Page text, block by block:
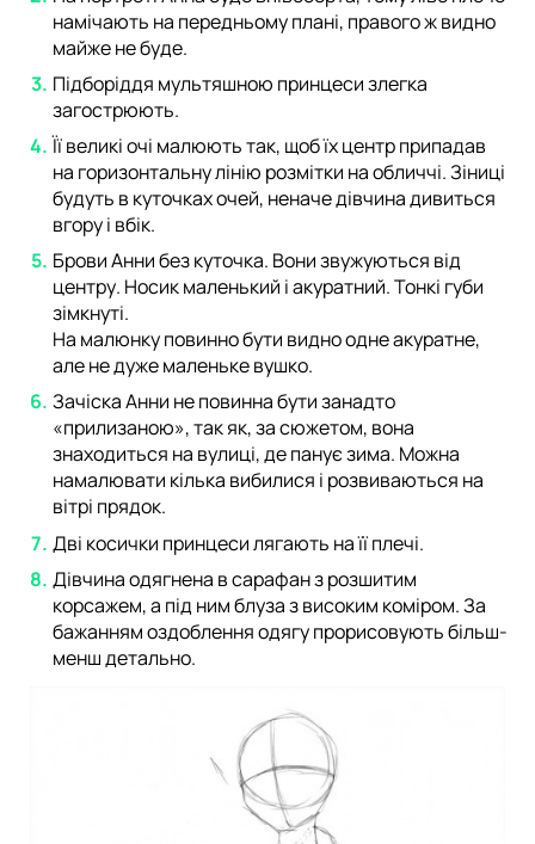
намічають на передньому плані, правого ж видно
майже не буде.
Підборіддя мультяшною принцеси злегка
загострюють.
Її великі очі малюють так, щоб їх центр припадав
на горизонтальну лінію розмітки на обличчі. Зіниці
будуть в куточках очей, неначе дівчина дивиться
вгору і вбік.
Брови Анни без куточка. Вони звужуються від
центру. Носик маленький і акуратний. Тонкі губи
зімкнуті.
На малюнку повинно бути видно одне акуратне,
але не дуже маленьке вушко.
Зачіска Анни не повинна бути занадто
«прилизаною», так як, за сюжетом, вона
знаходиться на вулиці, де панує зима. Можна
намалювати кілька вибилися і розвиваються на
вітрі прядок.
Дві косички принцеси лягають на її плечі.
Дівчина одягнена в сарафан з розшитим
корсажем, а під ним блуза з високим коміром. За
бажанням оздоблення одягу прорисовують більш-
менш детально.